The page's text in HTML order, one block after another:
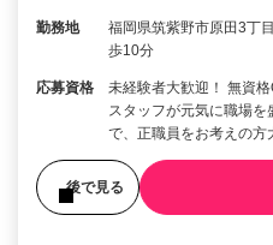
勤務地
福岡県筑紫野市原田3丁
歩10分
応募資格
未経験者大歓迎！ 無資
スタッフが元気に職場
で、正職員をお考えの
後で見る